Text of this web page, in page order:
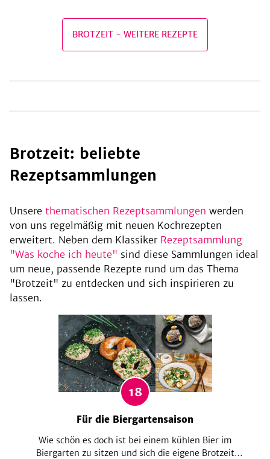
BROTZEIT - WEITERE REZEPTE
Brotzeit: beliebte
Rezeptsammlungen
Unsere thematischen Rezeptsammlungen werden
von uns regelmäßig mit neuen Kochrezepten
erweitert. Neben dem Klassiker Rezeptsammlung
"Was koche ich heute" sind diese Sammlungen ideal
um neue, passende Rezepte rund um das Thema
"Brotzeit" zu entdecken und sich inspirieren zu
lassen.
18
Für die Biergartensaison
Wie schön es doch ist bei einem kühlen Bier im
Biergarten zu sitzen und sich die eigene Brotzeit